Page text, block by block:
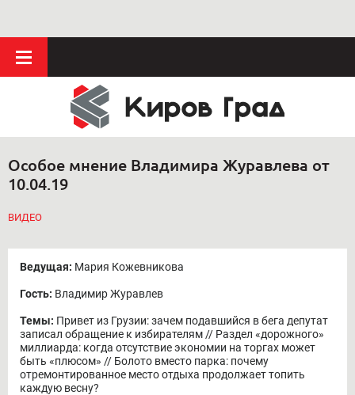
Особое мнение Владимира Журавлева от
10.04.19
ВИДЕО
Ведущая: Мария Кожевникова
Гость: Владимир Журавлев
Темы: Привет из Грузии: зачем подавшийся в бега депутат
записал обращение к избирателям // Раздел «дорожного»
миллиарда: когда отсутствие экономии на торгах может
быть «плюсом» // Болото вместо парка: почему
отремонтированное место отдыха продолжает топить
каждую весну?